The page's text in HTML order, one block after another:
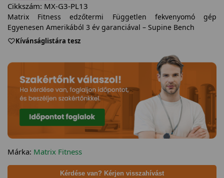
Cikkszám: MX-G3-PL13
Matrix Fitness edzőtermi Független fekvenyomó gép
Egyenesen Amerikából 3 év garanciával – Supine Bench
Kívánságlistára tesz
Márka: Matrix Fitness
Kérdése van? Kérjen visszahívást